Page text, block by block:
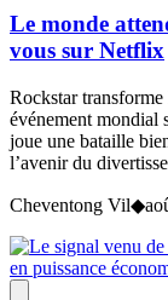
Le monde
vous sur Netflix
Rockstar
événement mondial
joue une bataille
l’avenir du
Cheventong Vil◆